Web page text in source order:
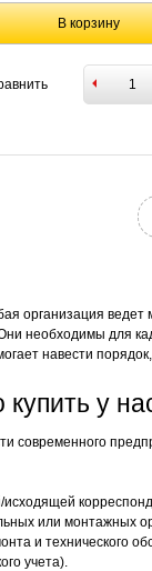
В корзину
организация
необходимы для
навести
у
современного
или монтажных
и технического
учета).